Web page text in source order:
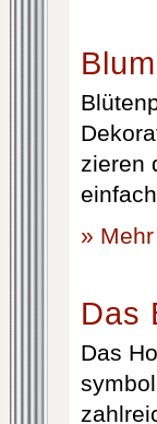
zieren
»
Das
Das